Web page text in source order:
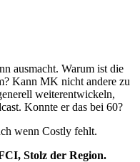
ausmacht. Warum ist die
Kann MK nicht andere zu
weiterentwickeln,
Konnte er das bei 60?
wenn Costly fehlt.
Stolz der Region.